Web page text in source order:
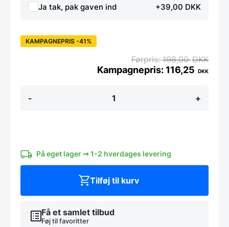
Ja tak, pak gaven ind +39,00 DKK
-
antal
+
KAMPAGNEPRIS -41%
198,00DKK
116,25 DKK
På eget lager ➞ 1-2 hverdages levering
Få et samlet tilbud
Føj til favoritter
Tilføj til kurv